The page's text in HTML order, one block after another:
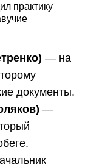
практику
— на
документы.
—